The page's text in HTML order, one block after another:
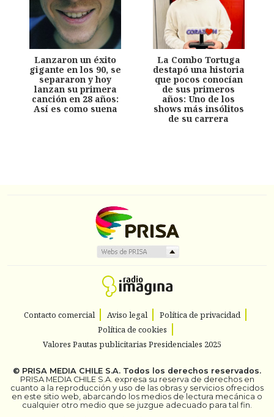
Lanzaron un éxito
gigante en los 90, se
separaron y hoy
lanzan su primera
canción en 28 años:
Así es como suena
La Combo Tortuga
destapó una historia
que pocos conocían
de sus primeros
años: Uno de los
shows más insólitos
de su carrera
Contacto comercial Aviso legal
Política de privacidad
Política de cookies
Valores Pautas publicitarias Presidenciales 2025
© PRISA MEDIA CHILE S.A. Todos los derechos reservados.
PRISA MEDIA CHILE S.A. expresa su reserva de derechos en
cuanto a la reproducción y uso de las obras y servicios ofrecidos
en este sitio web, abarcando los medios de lectura mecánica o
cualquier otro medio que se juzgue adecuado para tal fin.